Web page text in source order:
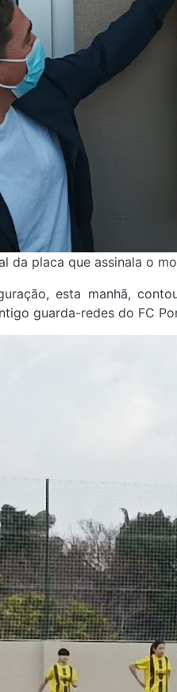
da placa que assinala o
esta manhã,
guarda-redes do FC